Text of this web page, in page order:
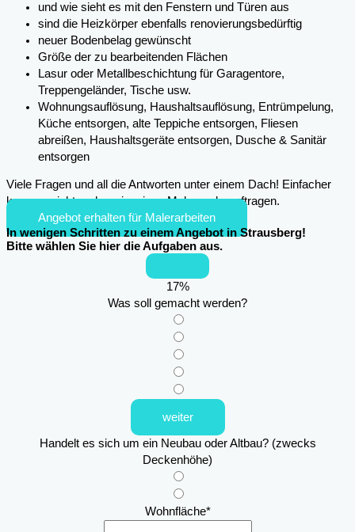
und wie sieht es mit den Fenstern und Türen aus
sind die Heizkörper ebenfalls renovierungsbedürftig
neuer Bodenbelag gewünscht
Größe der zu bearbeitenden Flächen
Lasur oder Metallbeschichtung für Garagentore,
Treppengeländer, Tische usw.
Wohnungsauflösung, Haushaltsauflösung, Entrümpelung,
Küche entsorgen, alte Teppiche entsorgen, Fliesen
abreißen, Haushaltsgeräte entsorgen, Dusche & Sanitär
entsorgen
Viele Fragen und all die Antworten unter einem Dach! Einfacher
kann es nicht mehr sein, einen Maler zu beauftragen.
Angebot erhalten für Malerarbeiten
In wenigen Schritten zu einem Angebot in Strausberg!
Bitte wählen Sie hier die Aufgaben aus.
17%
Was soll gemacht werden?
weiter
Handelt es sich um ein Neubau oder Altbau? (zwecks
Deckenhöhe)
Wohnfläche*